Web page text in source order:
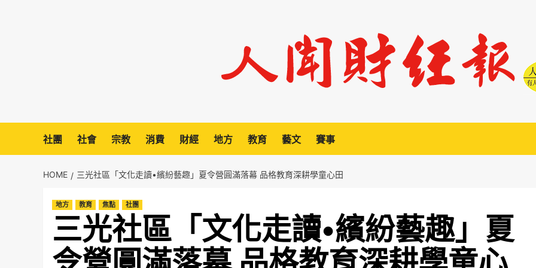
社團 社會 宗教 消費 財經 地方 教育 藝文 賽事
HOME 三光社區「文化走讀•繽紛藝趣」夏令營圓滿落幕 品格教育深耕學童心田
地方 教育 焦點 社團
三光社區「文化走讀•繽紛藝趣」夏